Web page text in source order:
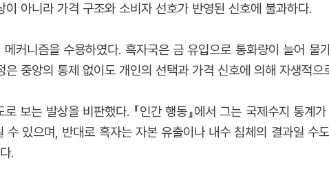
아니라 가격 구조와 소비자 선호가 반영된 신호에 불과하다.
커니즘을 수용하였다. 흑자국은 금 유입으로 통화량이 늘어
은 중앙의 통제 없이도 개인의 선택과 가격 신호에 의해 자생적
보는 발상을 비판했다. 『인간 행동』에서 그는 국제수지 통
수 있으며, 반대로 흑자는 자본 유출이나 내수 침체의 결과일
.